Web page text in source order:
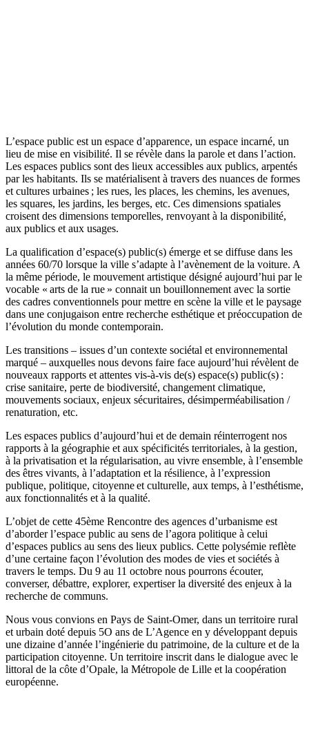
L’espace public est un espace d’apparence, un espace incarné, un
lieu de mise en visibilité. Il se révèle dans la parole et dans l’action.
Les espaces publics sont des lieux accessibles aux publics, arpentés
par les habitants. Ils se matérialisent à travers des nuances de formes
et cultures urbaines ; les rues, les places, les chemins, les avenues,
les squares, les jardins, les berges, etc. Ces dimensions spatiales
croisent des dimensions temporelles, renvoyant à la disponibilité,
aux publics et aux usages.
La qualification d’espace(s) public(s) émerge et se diffuse dans les
années 60/70 lorsque la ville s’adapte à l’avènement de la voiture. A
la même période, le mouvement artistique désigné aujourd’hui par le
vocable « arts de la rue » connait un bouillonnement avec la sortie
des cadres conventionnels pour mettre en scène la ville et le paysage
dans une conjugaison entre recherche esthétique et préoccupation de
l’évolution du monde contemporain.
Les transitions – issues d’un contexte sociétal et environnemental
marqué – auxquelles nous devons faire face aujourd’hui révèlent de
nouveaux rapports et attentes vis-à-vis de(s) espace(s) public(s) :
crise sanitaire, perte de biodiversité, changement climatique,
mouvements sociaux, enjeux sécuritaires, désimperméabilisation /
renaturation, etc.
Les espaces publics d’aujourd’hui et de demain réinterrogent nos
rapports à la géographie et aux spécificités territoriales, à la gestion,
à la privatisation et la régularisation, au vivre ensemble, à l’ensemble
des êtres vivants, à l’adaptation et la résilience, à l’expression
publique, politique, citoyenne et culturelle, aux temps, à l’esthétisme,
aux fonctionnalités et à la qualité.
L’objet de cette 45ème Rencontre des agences d’urbanisme est
d’aborder l’espace public au sens de l’agora politique à celui
d’espaces publics au sens des lieux publics. Cette polysémie reflète
d’une certaine façon l’évolution des modes de vies et sociétés à
travers le temps. Du 9 au 11 octobre nous pourrons écouter,
converser, débattre, explorer, expertiser la diversité des enjeux à la
recherche de communs.
Nous vous convions en Pays de Saint-Omer, dans un territoire rural
et urbain doté depuis 5O ans de L’Agence en y développant depuis
une dizaine d’année l’ingénierie du patrimoine, de la culture et de la
participation citoyenne. Un territoire inscrit dans le dialogue avec le
littoral de la côte d’Opale, la Métropole de Lille et la coopération
européenne.